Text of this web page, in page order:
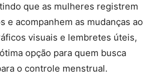
que as mulheres registrem
e acompanhem as mudanças ao
visuais e lembretes úteis,
opção para quem busca
o controle menstrual.